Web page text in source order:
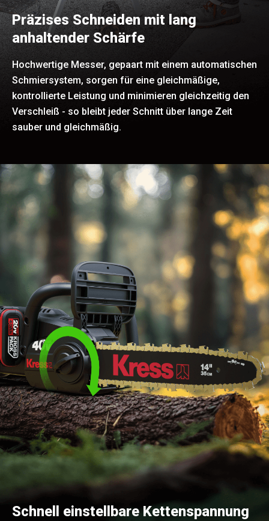
Präzises Schneiden mit lang
anhaltender Schärfe
Hochwertige Messer, gepaart mit einem automatischen
Schmiersystem, sorgen für eine gleichmäßige,
kontrollierte Leistung und minimieren gleichzeitig den
Verschleiß - so bleibt jeder Schnitt über lange Zeit
sauber und gleichmäßig.
Schnell einstellbare Kettenspannung